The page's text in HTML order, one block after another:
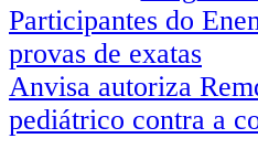
Navegação
de
Post
Participantes do
provas de exatas
Anvisa autoriza
pediátrico contra a